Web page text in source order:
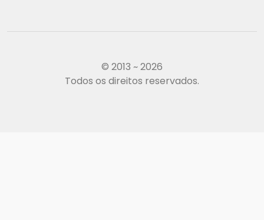
© 2013 ~ 2026
Todos os direitos reservados.